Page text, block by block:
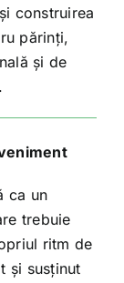
construirea
părinți,
și de
ca un
trebuie
ritm de
și susținut